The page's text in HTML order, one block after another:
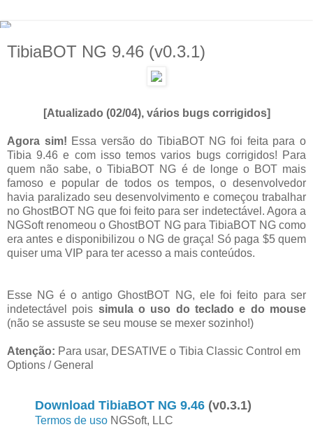
TibiaBOT NG 9.46 (v0.3.1)
[Atualizado (02/04), vários bugs corrigidos]
Agora sim! Essa versão do TibiaBOT NG foi feita para o
Tibia 9.46 e com isso temos varios bugs corrigidos! Para
quem não sabe, o TibiaBOT NG é de longe o BOT mais
famoso e popular de todos os tempos, o desenvolvedor
havia paralizado seu desenvolvimento e começou trabalhar
no GhostBOT NG que foi feito para ser indetectável. Agora a
NGSoft renomeou o GhostBOT NG para TibiaBOT NG como
era antes e disponibilizou o NG de graça! Só paga $5 quem
quiser uma VIP para ter acesso a mais conteúdos.
Esse NG é o antigo GhostBOT NG, ele foi feito para ser
indetectável pois simula o uso do teclado e do mouse
(não se assuste se seu mouse se mexer sozinho!)
Atenção: Para usar, DESATIVE o Tibia Classic Control em
Options / General
Download TibiaBOT NG 9.46 (v0.3.1)
Termos de uso NGSoft, LLC